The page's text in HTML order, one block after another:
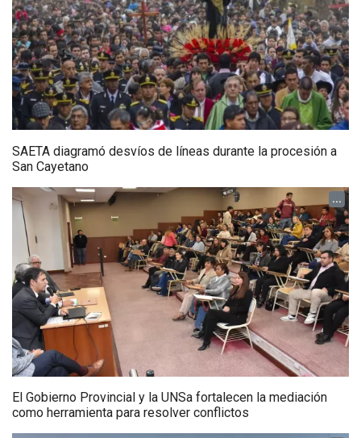
SAETA diagramó desvíos de líneas durante la procesión a
San Cayetano
...
El Gobierno Provincial y la UNSa fortalecen la mediación
como herramienta para resolver conflictos